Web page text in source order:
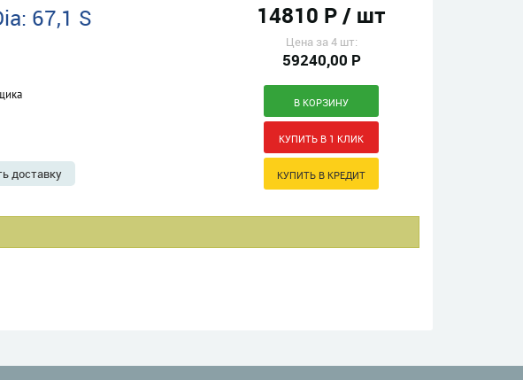
67,1 S
доставку
14810 Р / шт
Цена за 4 шт:
59240,00 Р